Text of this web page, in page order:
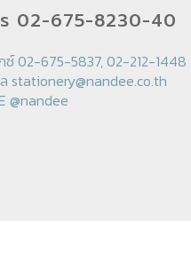
02-675-8230-40
02-675-5837, 02-212-1448
stationery@nandee.co.th
@nandee